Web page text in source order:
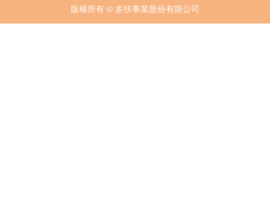
版權所有 © 多扶事業股份有限公司